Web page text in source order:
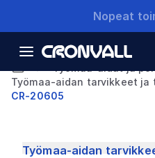
Nopeat
Työmaa-aidan tarvikkeet ja
CR-20605
Työmaa-aidan